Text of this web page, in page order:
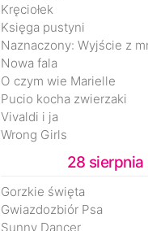
Kręciołek
Księga pustyni
Nowa fala
O czym wie Marielle
Pucio kocha zwierzaki
Vivaldi i ja
Wrong Girls
28 sierpnia
Gorzkie święta
Gwiazdozbiór Psa
Sunny Dancer